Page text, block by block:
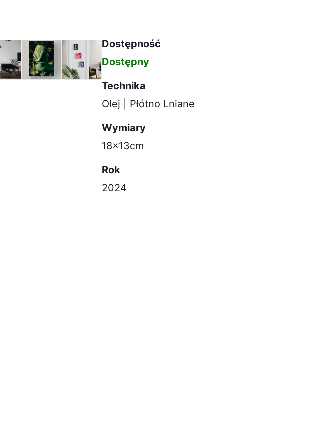
Dostępność
Dostępny
Technika
Olej | Płótno Lniane
Wymiary
18x13cm
Rok
2024